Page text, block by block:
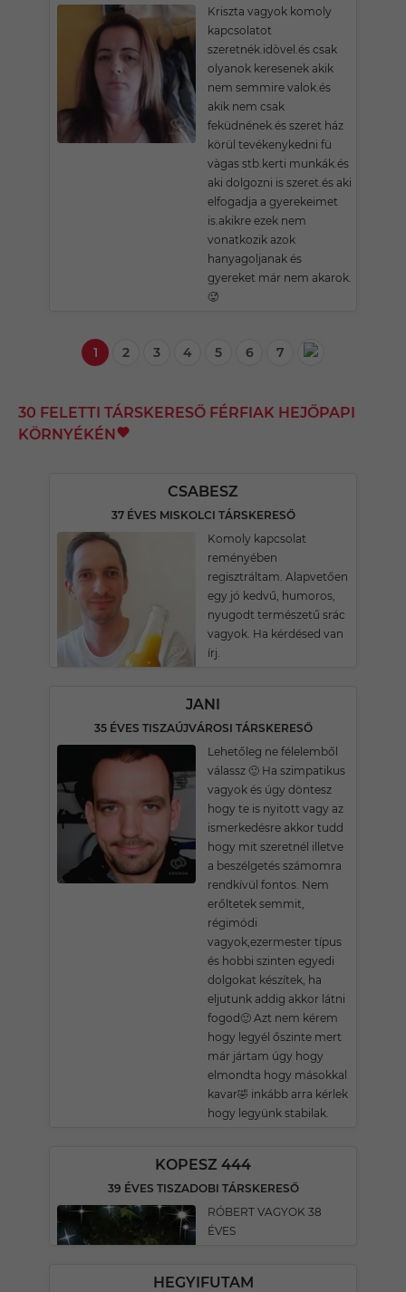
Kriszta vagyok komoly
kapcsolatot
szeretnék.idòvel.és csak
olyanok keresenek akik
nem semmire valok.és
akik nem csak
feküdnének.és szeret ház
körül tevékenykedni fü
vàgas stb.kerti munkák.és
aki dolgozni is szeret.és aki
elfogadja a gyerekeimet
is.akikre ezek nem
vonatkozik azok
hanyagoljanak és
gyereket már nem akarok.
🥵
1 2 3 4 5 6 7
30 FELETTI TÁRSKERESŐ FÉRFIAK HEJŐPAPI
KÖRNYÉKÉN
CSABESZ
37 ÉVES MISKOLCI TÁRSKERESŐ
Komoly kapcsolat
reményében
regisztráltam. Alapvetően
egy jó kedvű, humoros,
nyugodt természetű srác
vagyok. Ha kérdésed van
írj.
JANI
35 ÉVES TISZAÚJVÁROSI TÁRSKERESŐ
Lehetőleg ne félelemből
válassz 🙂 Ha szimpatikus
vagyok és úgy döntesz
hogy te is nyitott vagy az
ismerkedésre akkor tudd
hogy mit szeretnél illetve
a beszélgetés számomra
rendkívül fontos. Nem
erőltetek semmit,
régimódi
vagyok,ezermester típus
és hobbi szinten egyedi
dolgokat készítek, ha
eljutunk addig akkor látni
fogod🙂 Azt nem kérem
hogy legyél őszinte mert
már jártam úgy hogy
elmondta hogy másokkal
kavar🤣 inkább arra kérlek
hogy legyünk stabilak.
KOPESZ 444
39 ÉVES TISZADOBI TÁRSKERESŐ
RÓBERT VAGYOK 38
ÉVES
HEGYIFUTAM